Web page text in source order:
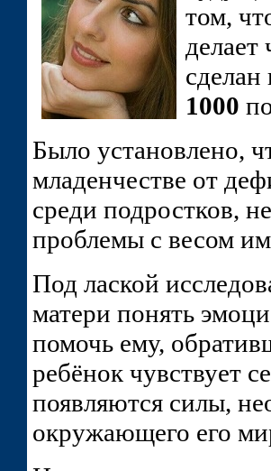
том,
сделан
1000
Было установлено,
младенчестве от
среди подростков,
проблемы с весом
Под лаской
матери понять
помочь ему,
ребёнок чувствует
появляются силы,
окружающего его